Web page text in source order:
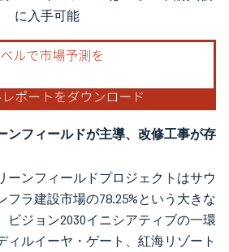
に入手可能
ンフィールドが主導、改修工事が存
ーンフィールドプロジェクトはサウ
フラ建設市場の78.25%という大きな
ビジョン2030イニシアティブの一環
ィルイーヤ・ゲート、紅海リゾート